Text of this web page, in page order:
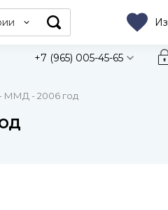
+7 (965) 005-45-65
ММД - 2006 год